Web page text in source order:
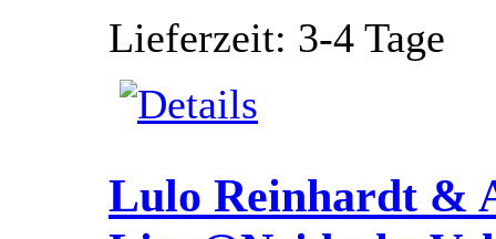
Lieferzeit: 3-4 Tage
Lulo Reinhardt &